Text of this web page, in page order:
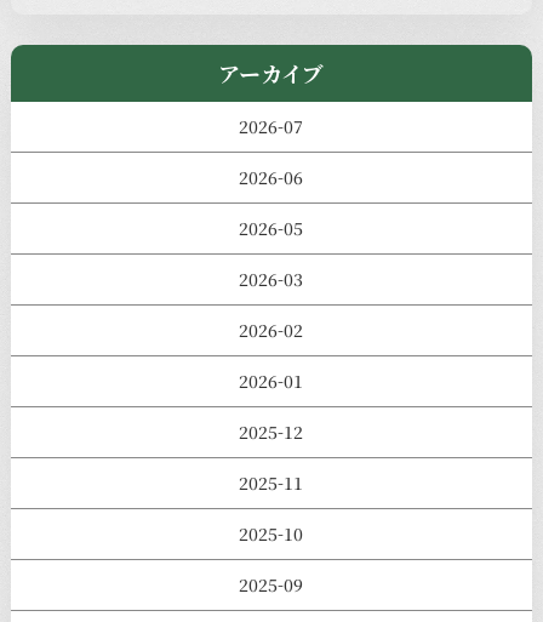
アーカイブ
2026-07
2026-06
2026-05
2026-03
2026-02
2026-01
2025-12
2025-11
2025-10
2025-09